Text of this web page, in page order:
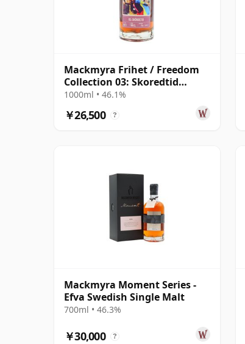
Mackmyra Frihet / Freedom
Collection 03: Skoredtid
Swedish
1000ml • 46.1%
￥26,500 ?
Mackmyra Moment Series -
Efva Swedish Single Malt
700ml • 46.3%
￥30,000 ?